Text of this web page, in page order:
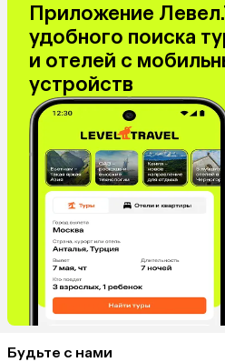
Приложение
удобного поиска
и отелей с
устройств
Будьте с нами